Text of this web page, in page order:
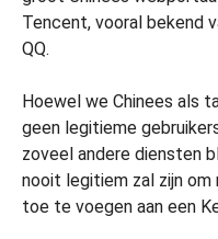
Tencent, vooral bekend
QQ.
Hoewel we Chinees als
geen legitieme
zoveel andere diensten
nooit legitiem zal zijn om
toe te voegen aan een